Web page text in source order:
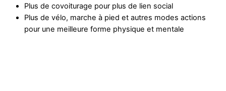
Plus de covoiturage pour plus de lien social
Plus de vélo, marche à pied et autres modes actions
pour une meilleure forme physique et mentale